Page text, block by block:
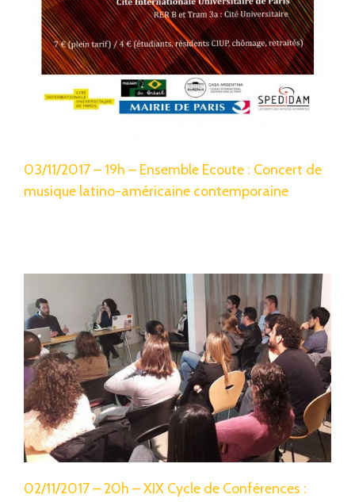
03/11/2017 – 19h – Ensemble Ecoute : Concert de
musique latino-américaine contemporaine
02/11/2017 – 20h – XIX Cycle de Conférences :